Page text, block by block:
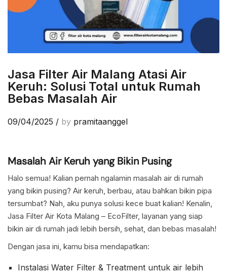
Jasa Filter Air Malang Atasi Air
Keruh: Solusi Total untuk Rumah
Bebas Masalah Air
09/04/2025 / by pramitaanggel
Masalah Air Keruh yang Bikin Pusing
Halo semua! Kalian pernah ngalamin masalah air di rumah
yang bikin pusing? Air keruh, berbau, atau bahkan bikin pipa
tersumbat? Nah, aku punya solusi kece buat kalian! Kenalin,
Jasa Filter Air Kota Malang – EcoFilter, layanan yang siap
bikin air di rumah jadi lebih bersih, sehat, dan bebas masalah!
Dengan jasa ini, kamu bisa mendapatkan:
Instalasi Water Filter & Treatment untuk air lebih